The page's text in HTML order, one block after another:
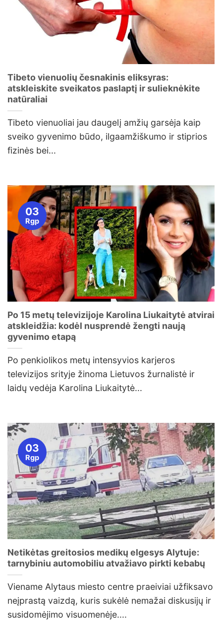
Tibeto vienuolių česnakinis eliksyras:
atskleiskite sveikatos paslaptį ir sulieknėkite
natūraliai
Tibeto vienuoliai jau daugelį amžių garsėja kaip
sveiko gyvenimo būdo, ilgaamžiškumo ir stiprios
fizinės bei...
Po 15 metų televizijoje Karolina Liukaitytė atvirai
atskleidžia: kodėl nusprendė žengti naują
gyvenimo etapą
Po penkiolikos metų intensyvios karjeros
televizijos srityje žinoma Lietuvos žurnalistė ir
laidų vedėja Karolina Liukaitytė...
03
Rgp
Netikėtas greitosios medikų elgesys Alytuje:
tarnybiniu automobiliu atvažiavo pirkti kebabų
Viename Alytaus miesto centre praeiviai užfiksavo
neįprastą vaizdą, kuris sukėlė nemažai diskusijų ir
susidomėjimo visuomenėje....
03
Rgp